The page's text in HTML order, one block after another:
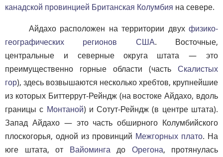
канадской провинцией Британская Колумбия на севере.
Айдахо расположен на территории двух физико-
географических регионов США. Восточные,
центральные и северные округа штата — это
преимущественно горные области (часть Скалистых
гор), здесь возвышаются несколько хребтов, крупнейшие
из которых Биттеррут-Рейндж (на востоке Айдахо, вдоль
границы с Монтаной) и Сотут-Рейндж (в центре штата).
Запад Айдахо — это часть обширного Колумбийского
плоскогорья, одной из провинций Межгорных плато. На
юге штата, от Вайомингадо Орегона, протянулась